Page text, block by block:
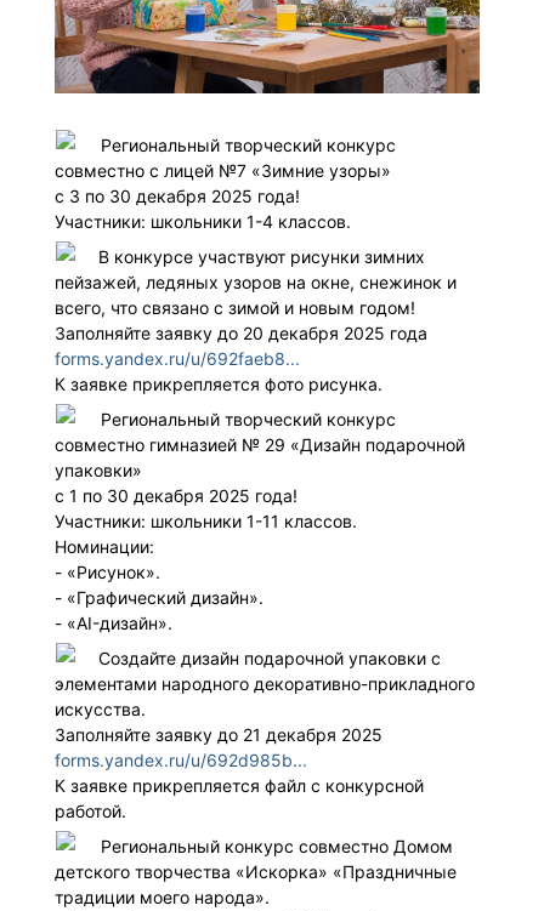
Региональный творческий конкурс
совместно с лицей №7 «Зимние узоры»
с 3 по 30 декабря 2025 года!
Участники: школьники 1-4 классов.
В конкурсе участвуют рисунки зимних
пейзажей, ледяных узоров на окне, снежинок и
всего, что связано с зимой и новым годом!
Заполняйте заявку до 20 декабря 2025 года
forms.yandex.ru/u/692faeb8...
К заявке прикрепляется фото рисунка.
Региональный творческий конкурс
совместно гимназией № 29 «Дизайн подарочной
упаковки»
с 1 по 30 декабря 2025 года!
Участники: школьники 1-11 классов.
Номинации:
- «Рисунок».
- «Графический дизайн».
- «AI-дизайн».
Создайте дизайн подарочной упаковки с
элементами народного декоративно-прикладного
искусства.
Заполняйте заявку до 21 декабря 2025
forms.yandex.ru/u/692d985b...
К заявке прикрепляется файл с конкурсной
работой.
Региональный конкурс совместно Домом
детского творчества «Искорка» «Праздничные
традиции моего народа».